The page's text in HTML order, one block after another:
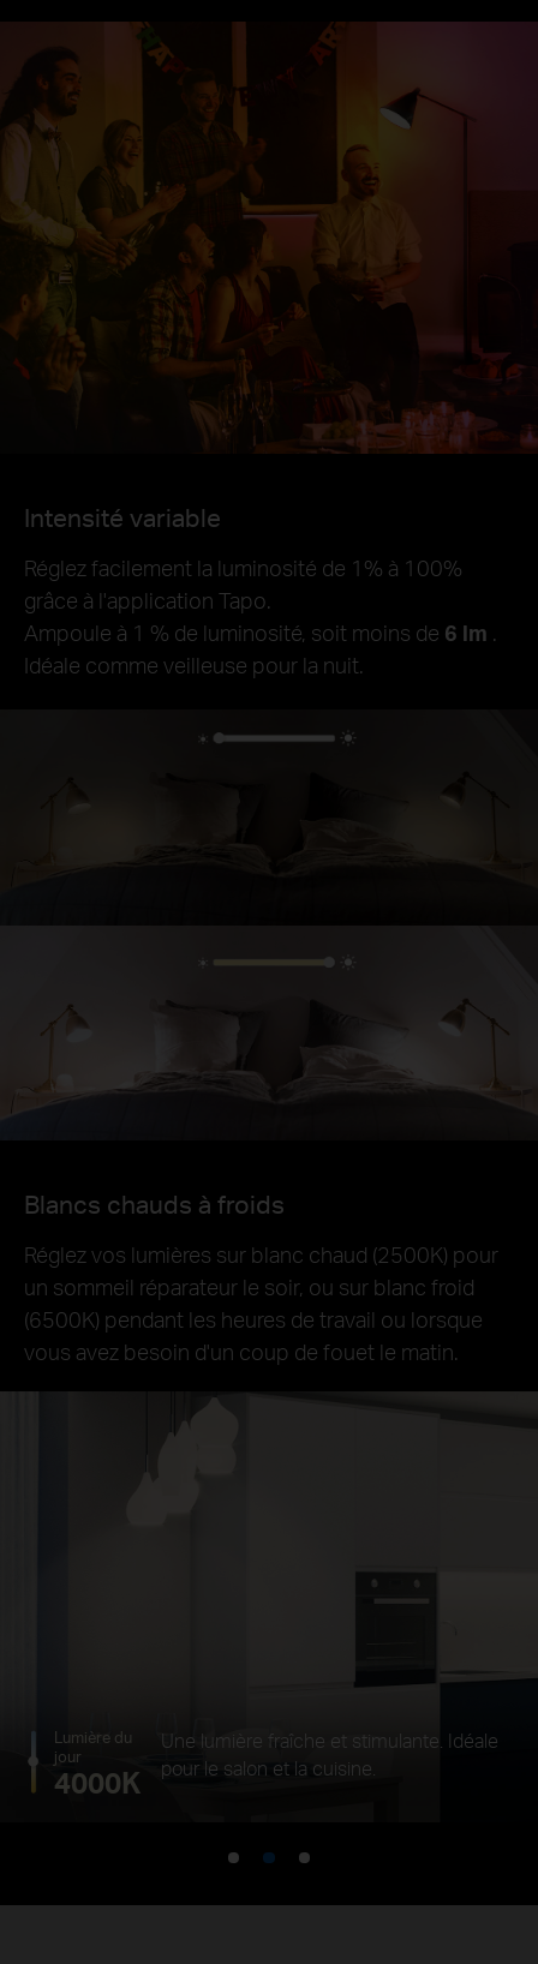
Intensité variable
Réglez facilement la luminosité de 1% à 100%
grâce à l'application Tapo.
Ampoule à 1 % de luminosité, soit moins de 6 lm .
Idéale comme veilleuse pour la nuit.
Blancs chauds à froids
Réglez vos lumières sur blanc chaud (2500K) pour
un sommeil réparateur le soir, ou sur blanc froid
(6500K) pendant les heures de travail ou lorsque
vous avez besoin d'un coup de fouet le matin.
Lumière du
jour
4000K
Une lumière fraîche et stimulante. Idéale
pour le salon et la cuisine.